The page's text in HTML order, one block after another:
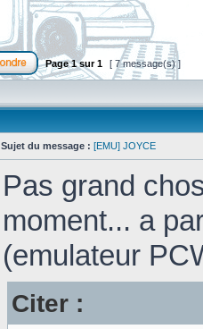
Page1sur1 [ 7 message(s) ]
Sujet du message : [EMU] JOYCE
Pas grand
moment... a
(emulateur
Citer :